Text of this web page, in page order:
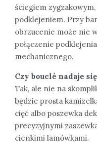
ściegiem
podklejeniem. Przy
obrzucenie może nie
połączenie
mechanicznego.
Czy bouclé nadaje
Tak, ale nie na
będzie prosta
cięć albo poszewka
precyzyjnymi
cienkimi lamówkami.